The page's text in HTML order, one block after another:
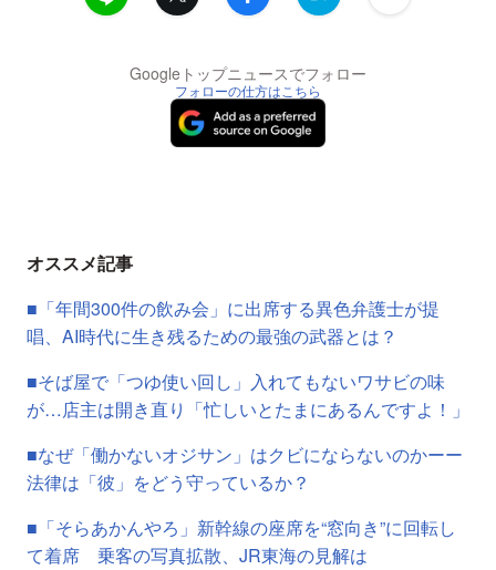
Googleトップニュースでフォロー
フォローの仕方はこちら
オススメ記事
■「年間300件の飲み会」に出席する異色弁護士が提
唱、AI時代に生き残るための最強の武器とは？
■そば屋で「つゆ使い回し」入れてもないワサビの味
が…店主は開き直り「忙しいとたまにあるんですよ！」
■なぜ「働かないオジサン」はクビにならないのかーー
法律は「彼」をどう守っているか？
■「そらあかんやろ」新幹線の座席を“窓向き”に回転し
て着席 乗客の写真拡散、JR東海の見解は